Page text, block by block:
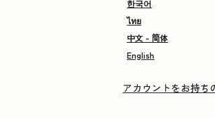
한국어
ไทย
中文 - 简体
English
アカウントをお持ち